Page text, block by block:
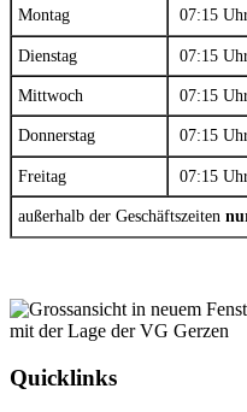
Montag 07:15
Dienstag 07:15
Mittwoch 07:15
Donnerstag 07:15
Freitag 07:15
außerhalb der Geschäftszeiten
Quicklinks